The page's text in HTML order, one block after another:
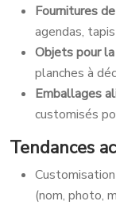
Fournitures
agendas,
Objets pour la
planches à
Emballages
customisés
Tendances
(nom, photo,